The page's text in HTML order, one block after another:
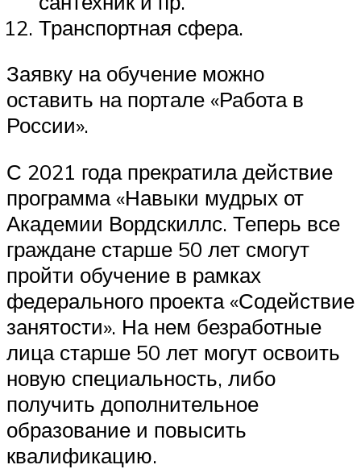
Транспортная сфера.
Заявку на обучение можно
оставить на портале «Работа в
России».
С 2021 года прекратила действие
программа «Навыки мудрых от
Академии Вордскиллс. Теперь все
граждане старше 50 лет смогут
пройти обучение в рамках
федерального проекта «Содействие
занятости». На нем безработные
лица старше 50 лет могут освоить
новую специальность, либо
получить дополнительное
образование и повысить
квалификацию.